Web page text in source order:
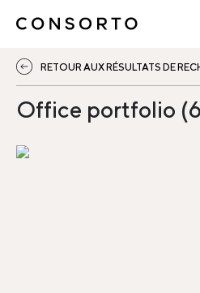
RETOUR AUX RÉSULTATS DE
Office portfolio